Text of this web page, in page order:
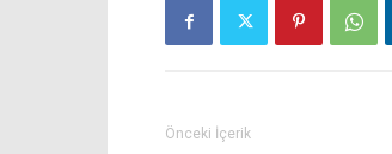
Önceki İçerik